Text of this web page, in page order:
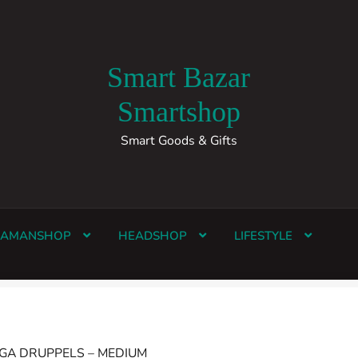
Smart Bazar
Smartshop
Smart Goods & Gifts
HEADSHOP LIFESTYLE
DRUPPELS – MEDIUM